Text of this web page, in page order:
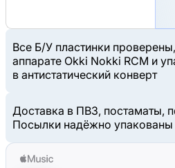
Все Б/У пластинки
аппарате Okki Nokki RCM и
в антистатический конверт
Доставка в ПВЗ, постаматы,
Посылки надёжно упакованы